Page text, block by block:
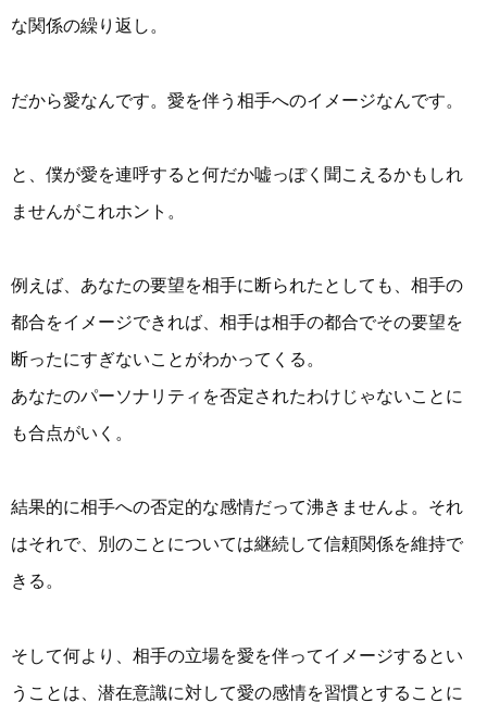
な関係の繰り返し。
だから愛なんです。愛を伴う相手へのイメージなんです。
と、僕が愛を連呼すると何だか嘘っぽく聞こえるかもしれ
ませんがこれホント。
例えば、あなたの要望を相手に断られたとしても、相手の
都合をイメージできれば、相手は相手の都合でその要望を
断ったにすぎないことがわかってくる。
あなたのパーソナリティを否定されたわけじゃないことに
も合点がいく。
結果的に相手への否定的な感情だって沸きませんよ。それ
はそれで、別のことについては継続して信頼関係を維持で
きる。
そして何より、相手の立場を愛を伴ってイメージするとい
うことは、潜在意識に対して愛の感情を習慣とすることに